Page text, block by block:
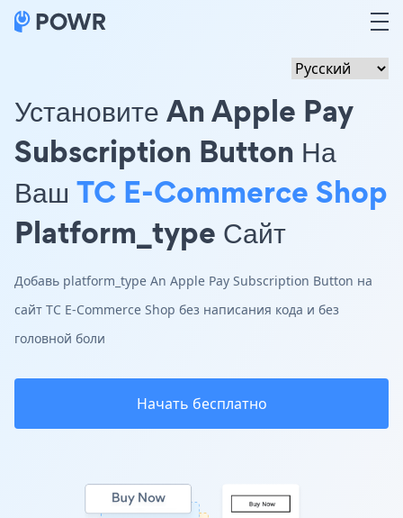
Установите An Apple Pay
Subscription Button На
Ваш TC E-Commerce Shop
Platform_type Сайт
Добавь platform_type An Apple Pay Subscription Button на
сайт TC E-Commerce Shop без написания кода и без
головной боли
Начать бесплатно